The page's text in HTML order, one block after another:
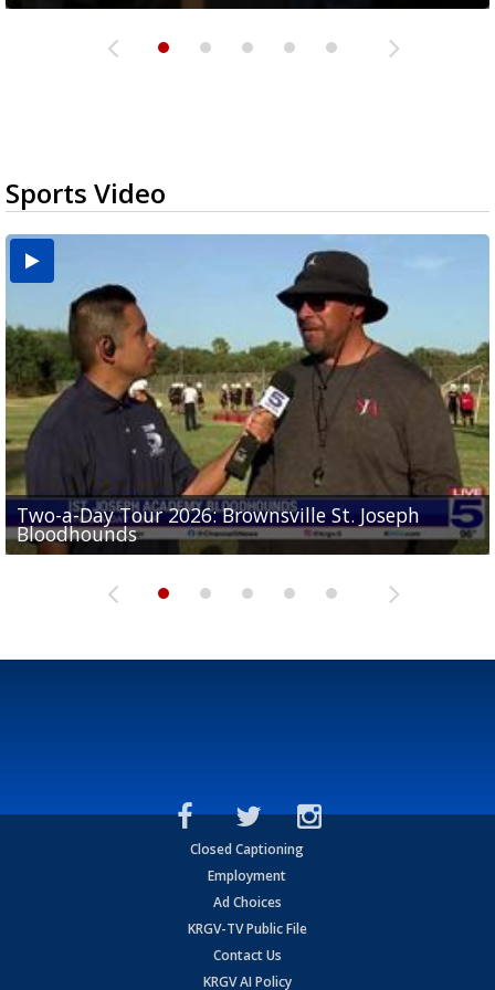
Sports Video
Two-a-Day Tour 2026: Brownsville St. Joseph
Bloodhounds
Two-a-Day Tour 2026: St. Joseph Academy
Bloodhounds
Two-a-Day Tour 2026: Sharyland Rattlers
Sit-down interview with UTRGV wide receiver
Tavian Cord
Two-a-Day Tour 2026: Raymondville Bearkats
Closed Captioning
Employment
Ad Choices
KRGV-TV Public File
Contact Us
KRGV AI Policy